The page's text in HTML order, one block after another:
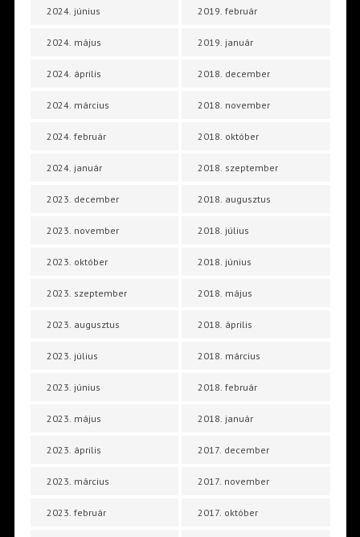
2024. június
2024. május
2024. április
2024. március
2024. február
2024. január
2023. december
2023. november
2023. október
2023. szeptember
2023. augusztus
2023. július
2023. június
2023. május
2023. április
2023. március
2023. február
2019. február
2019. január
2018. december
2018. november
2018. október
2018. szeptember
2018. augusztus
2018. július
2018. június
2018. május
2018. április
2018. március
2018. február
2018. január
2017. december
2017. november
2017. október